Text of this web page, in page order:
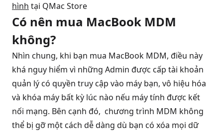
hình tại QMac Store
Có nên mua MacBook MDM
không?
Nhìn chung, khi bạn mua MacBook MDM, điều này
khá nguy hiểm vì những Admin được cấp tài khoản
quản lý có quyền truy cập vào máy bạn, vô hiệu hóa
và khóa máy bất kỳ lúc nào nếu máy tính được kết
nối mạng. Bên cạnh đó, chương trình MDM không
thể bị gỡ một cách dễ dàng dù bạn có xóa mọi dữ